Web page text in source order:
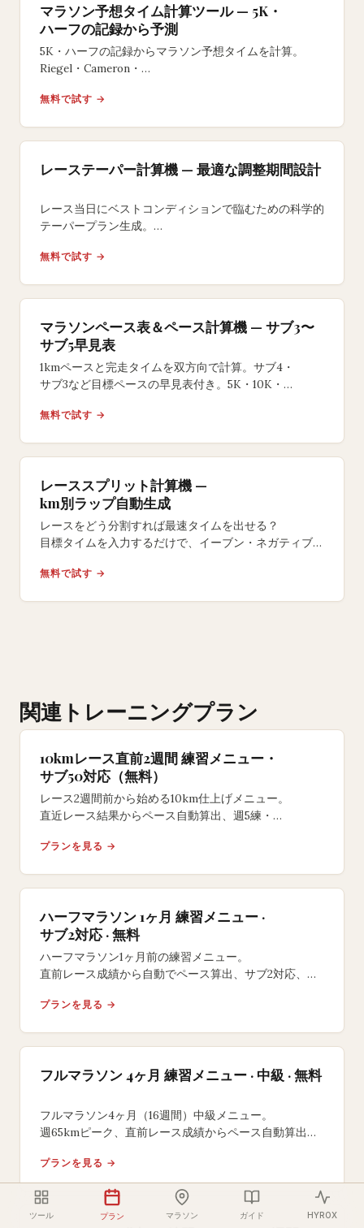
マラソン予想タイム計算ツール — 5K・
ハーフの記録から予測
5K・ハーフの記録からマラソン予想タイムを計算。
Riegel・Cameron・
距離別ペースも確認できる無料ツール。
無料で試す →
レーステーパー計算機 — 最適な調整期間設計
レース当日にベストコンディションで臨むための科学的
テーパープラン生成。
ールを自動設計。
無料で試す →
マラソンペース表＆ペース計算機 — サブ3〜
サブ5早見表
1kmペースと完走タイムを双方向で計算。サブ4・
サブ3など目標ペースの早見表付き。5K・10K・
無料で試す →
レーススプリット計算機 —
km別ラップ自動生成
レースをどう分割すれば最速タイムを出せる？
目標タイムを入力するだけで、イーブン・ネガティブ・
無料で試す →
関連トレーニングプラン
10kmレース直前2週間 練習メニュー・
サブ50対応（無料）
レース2週間前から始める10km仕上げメニュー。
直近レース結果からペース自動算出、週5練・
サブ50〜60対応、登録不要。
プランを見る →
ハーフマラソン 1ヶ月 練習メニュー ·
サブ2対応 · 無料
ハーフマラソン1ヶ月前の練習メニュー。
直前レース成績から自動でペース算出、サブ2対応、
プランを見る →
フルマラソン 4ヶ月 練習メニュー · 中級 · 無料
フルマラソン4ヶ月（16週間）中級メニュー。
週65kmピーク、直前レース成績からペース自動算出。
プランを見る →
ツール プラン マラソン ガイド HYROX